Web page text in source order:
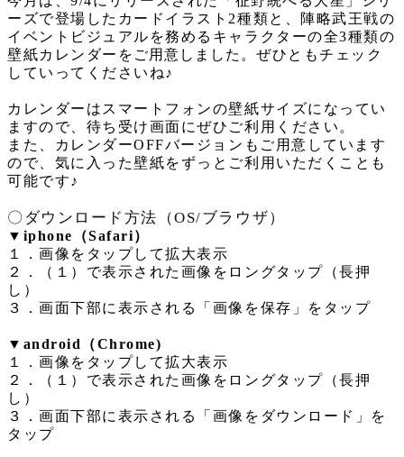
ーズで登場したカードイラスト 2種類と、陣略武王戦の
イベントビジュアルを務めるキャラクターの全3種類の
壁紙カレンダー を ご用意しました。ぜひともチェック
していってくださいね♪
カレンダーはスマートフォンの壁紙サイズになってい
ますので、待ち受け画面にぜひご利用ください。
また、カレンダーOFFバージョンもご用意しています
ので、気に入った壁紙をずっとご利用いただくことも
可能です♪
〇ダウンロード方法（OS/ブラウザ）
▼iphone （Safari）
１．画像をタップして拡大表示
２．（１）で表示された画像をロングタップ（長押
し）
３．画面下部に表示される「画像を保存」をタップ
▼android （Chrome)
１．画像をタップして拡大表示
２．（１）で表示された画像をロングタップ（長押
し）
３．画面下部に表示される「画像をダウンロード」を
タップ